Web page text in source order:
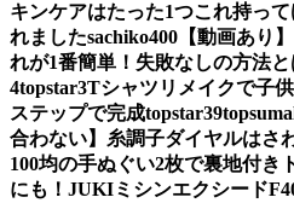
キンケアはたった1つこれ持っ
れましたsachiko400 【動画あり
れが1番簡単！失敗なしの方法と
4topstar3Tシャツリメイクで子
ステップで完成topstar39
合わない】糸調子ダイヤルはさ
100均の手ぬぐい2枚で裏地付き
にも！ JUKIミシンエクシード